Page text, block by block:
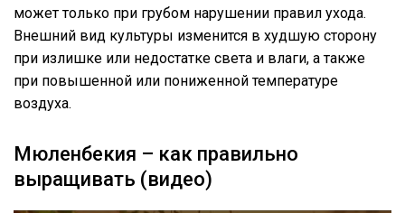
может только при грубом нарушении правил ухода.
Внешний вид культуры изменится в худшую сторону
при излишке или недостатке света и влаги, а также
при повышенной или пониженной температуре
воздуха.
Мюленбекия – как правильно
выращивать (видео)